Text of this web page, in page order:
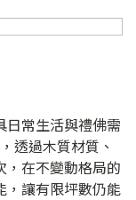
日常生活與禮佛需
透過木質材質、
，在不變動格局的
，讓有限坪數仍能